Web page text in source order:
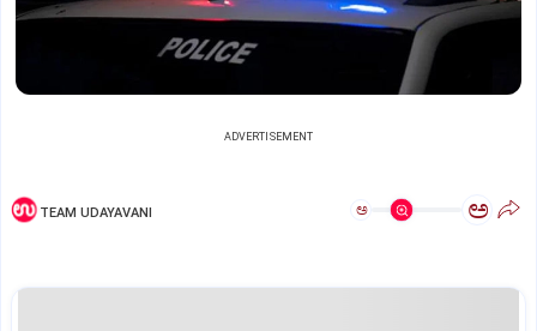
ADVERTISEMENT
TEAM UDAYAVANI ಅ ಅ